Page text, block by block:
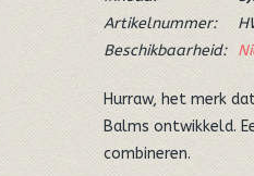
Artikelnummer:
Beschikbaarheid:
Hurraw, het merk
Balms ontwikkeld.
combineren.